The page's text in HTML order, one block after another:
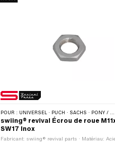
POUR : UNIVERSEL · PUCH · SACHS · PONY / CILO (BÊTA 521 & 512) · PIAGGIO
swiing® revival Écrou de roue
SW17 Inox
Fabricant: swiing® revival parts · Matériau: